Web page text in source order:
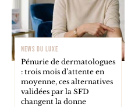
NEWS DU LUXE
Pénurie de dermatologues
: trois mois d’attente en
moyenne, ces alternatives
validées par la SFD
changent la donne